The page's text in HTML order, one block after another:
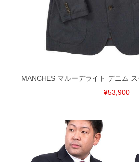
のお取り寄せ等により、お客様にご迷惑をお掛
ことがない様最大限に努めておりますが、もし
で予めご了承ください。
※【ボトムの裾上げをご希望の場合】
裾上げ料金は500円+税となります。
出荷まで約1週間～20日間程お時間を頂く場合が
尚、裾上げした商品は返品・交換不可となりま
※【返品交換について】
返品交換希望の方は、商品到着後1週間以内にご
下着(肌着)やワイシャツは商品の性質上、返品
承くださいませ。
MANCHES マルーデライト デニム
¥53,900